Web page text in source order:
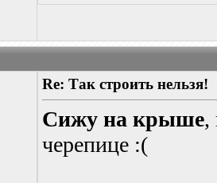
Re: Так строить нельзя!
Сижу на крыше,
черепице :(